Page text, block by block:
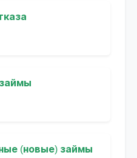
(новые) займы